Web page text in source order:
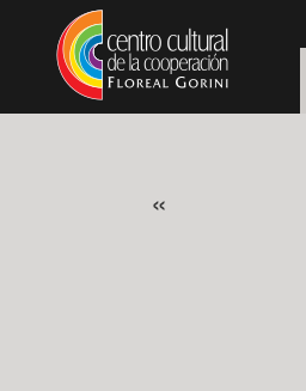
Pasar al contenido principal
Jump to main content
«